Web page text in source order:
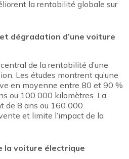
la rentabilité globale sur
dégradation d’une voiture
de la rentabilité d’une
Les études montrent qu’une
en moyenne entre 80 et 90 %
ou 100 000 kilomètres. La
de 8 ans ou 160 000
et limite l’impact de la
la voiture électrique